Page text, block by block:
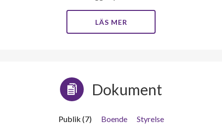
LÄS MER
Dokument
Publik (7) Boende
Styrelse